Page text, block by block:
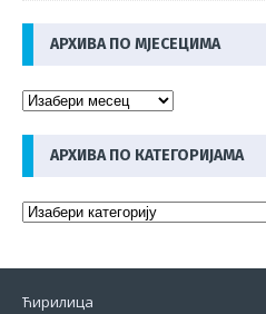
АРХИВА ПО МЈЕСЕЦИМА
АРХИВА ПО КАТЕГОРИЈАМА
Ћирилица